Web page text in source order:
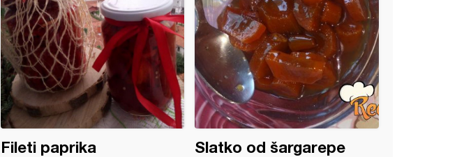
Fileti paprika Slatko od šargarepe